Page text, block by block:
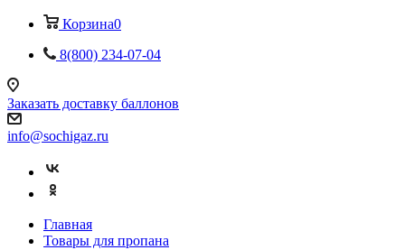
Корзина0
8(800) 234-07-04
Заказать доставку баллонов
info@sochigaz.ru
Главная
Товары для пропана